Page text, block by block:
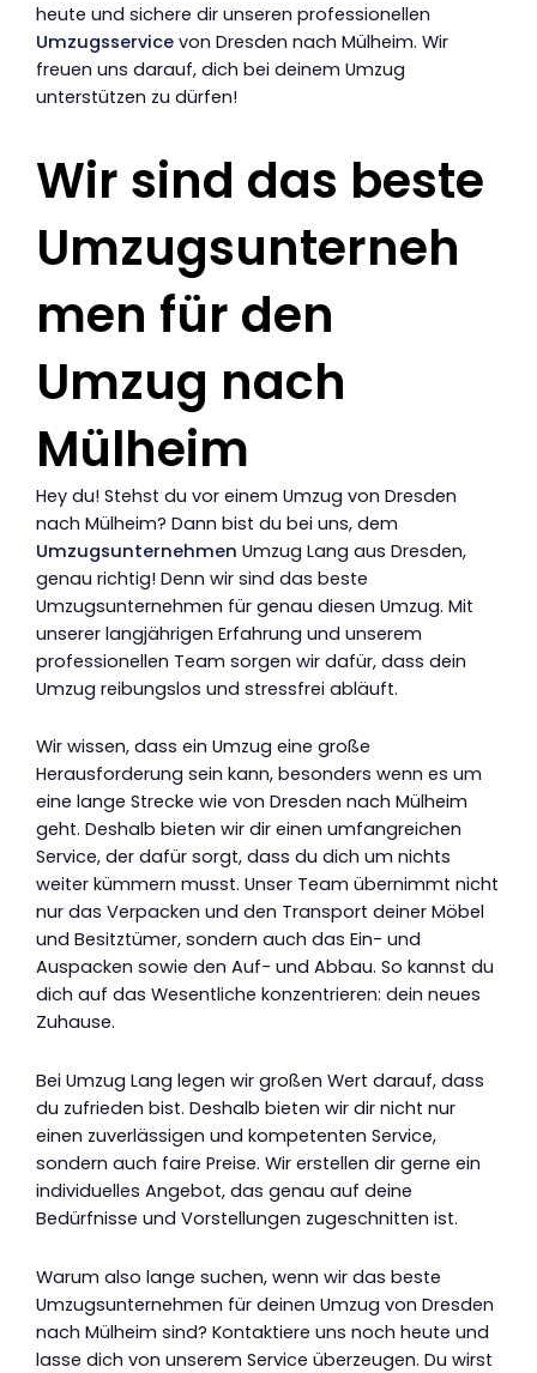
heute und sichere dir unseren professionellen
Umzugsservice von Dresden nach Mülheim. Wir
freuen uns darauf, dich bei deinem Umzug
unterstützen zu dürfen!
Wir sind das beste
Umzugsunterneh
men für den
Umzug nach
Mülheim
Hey du! Stehst du vor einem Umzug von Dresden
nach Mülheim? Dann bist du bei uns, dem
Umzugsunternehmen Umzug Lang aus Dresden,
genau richtig! Denn wir sind das beste
Umzugsunternehmen für genau diesen Umzug. Mit
unserer langjährigen Erfahrung und unserem
professionellen Team sorgen wir dafür, dass dein
Umzug reibungslos und stressfrei abläuft.
Wir wissen, dass ein Umzug eine große
Herausforderung sein kann, besonders wenn es um
eine lange Strecke wie von Dresden nach Mülheim
geht. Deshalb bieten wir dir einen umfangreichen
Service, der dafür sorgt, dass du dich um nichts
weiter kümmern musst. Unser Team übernimmt nicht
nur das Verpacken und den Transport deiner Möbel
und Besitztümer, sondern auch das Ein- und
Auspacken sowie den Auf- und Abbau. So kannst du
dich auf das Wesentliche konzentrieren: dein neues
Zuhause.
Bei Umzug Lang legen wir großen Wert darauf, dass
du zufrieden bist. Deshalb bieten wir dir nicht nur
einen zuverlässigen und kompetenten Service,
sondern auch faire Preise. Wir erstellen dir gerne ein
individuelles Angebot, das genau auf deine
Bedürfnisse und Vorstellungen zugeschnitten ist.
Warum also lange suchen, wenn wir das beste
Umzugsunternehmen für deinen Umzug von Dresden
nach Mülheim sind? Kontaktiere uns noch heute und
lasse dich von unserem Service überzeugen. Du wirst